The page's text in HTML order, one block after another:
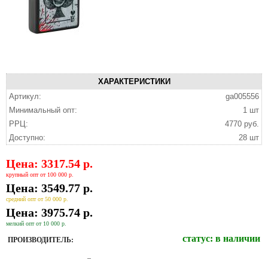
ХАРАКТЕРИСТИКИ
Артикул:
ga005556
Минимальный опт:
1 шт
РРЦ:
4770 руб.
Доступно:
28 шт
Цена: 3317.54 р.
крупный опт от 100 000 р.
Цена: 3549.77 р.
средний опт от 50 000 р.
Цена: 3975.74 р.
мелкий опт от 10 000 р.
ПРОИЗВОДИТЕЛЬ: статус: в наличии